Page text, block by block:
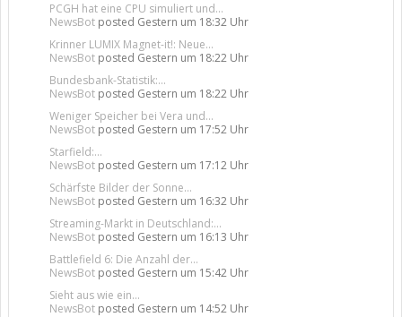
PCGH hat eine CPU simuliert und...
NewsBot posted Gestern um 18:32 Uhr
Krinner LUMIX Magnet-it!: Neue...
NewsBot posted Gestern um 18:22 Uhr
Bundesbank-Statistik:...
NewsBot posted Gestern um 18:22 Uhr
Weniger Speicher bei Vera und...
NewsBot posted Gestern um 17:52 Uhr
Starfield:...
NewsBot posted Gestern um 17:12 Uhr
Schärfste Bilder der Sonne...
NewsBot posted Gestern um 16:32 Uhr
Streaming-Markt in Deutschland:...
NewsBot posted Gestern um 16:13 Uhr
Battlefield 6: Die Anzahl der...
NewsBot posted Gestern um 15:42 Uhr
Sieht aus wie ein...
NewsBot posted Gestern um 14:52 Uhr